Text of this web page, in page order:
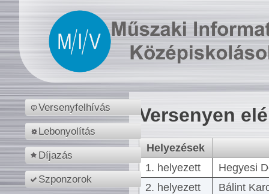
Versenyfelhívás
Lebonyolítás
Díjazás
Szponzorok
Versenyen
Helyezések
1. helyezett
Hegyesi
2. helyezett
Bálint